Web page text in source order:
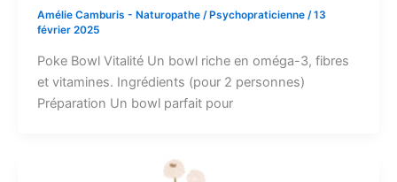
Amélie Camburis - Naturopathe / Psychopraticienne /13
février 2025
Poke Bowl Vitalité Un bowl riche en oméga-3, fibres
et vitamines. Ingrédients (pour 2 personnes)
Préparation Un bowl parfait pour